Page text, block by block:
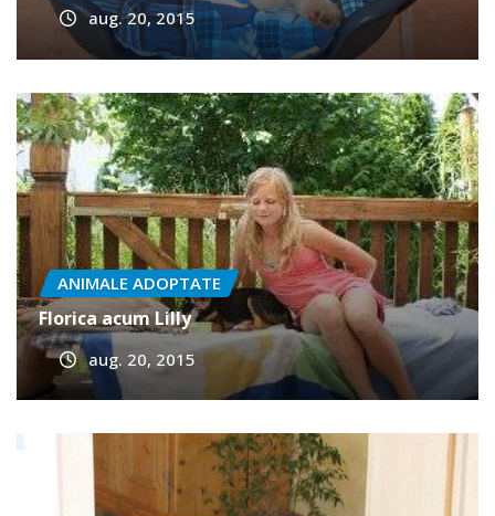
Finn
aug. 20, 2015
ANIMALE ADOPTATE
Florica acum Lilly
aug. 20, 2015